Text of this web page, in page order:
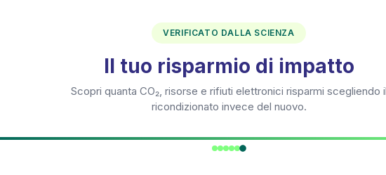
VERIFICATO DALLA SCIENZA
Il tuo risparmio di impatto
Scopri quanta CO₂, risorse e rifiuti elettronici risparmi scegliendo il
ricondizionato invece del nuovo.